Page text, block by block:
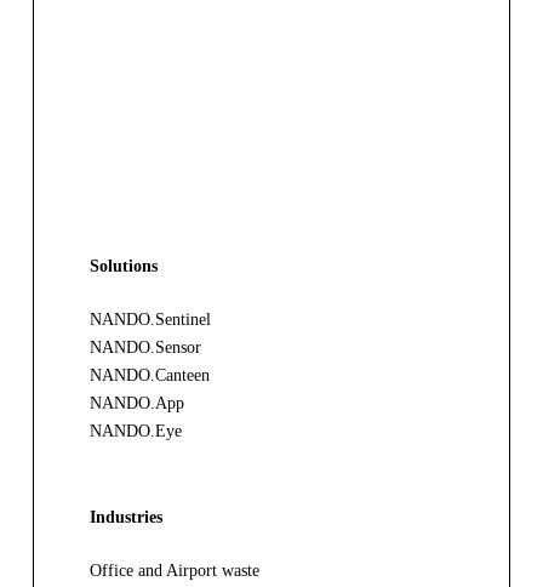
Solutions
NANDO.Sentinel
NANDO.Sensor
NANDO.Canteen
NANDO.App
NANDO.Eye
Industries
Office and Airport waste